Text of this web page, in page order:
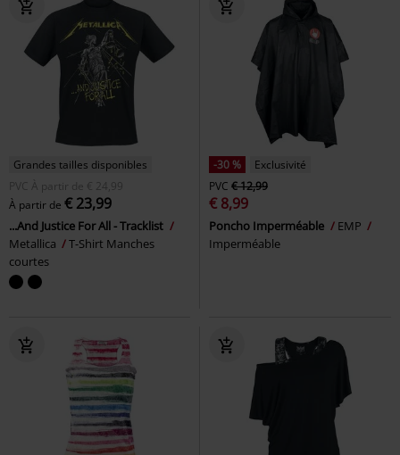
Grandes tailles disponibles
PVC
À partir de € 24,99
À partir de € 23,99
...And Justice For All - Tracklist
Metallica
T-Shirt Manches
courtes
-30 %
Exclusivité
PVC € 12,99
€ 8,99
Poncho Imperméable
EMP
Imperméable